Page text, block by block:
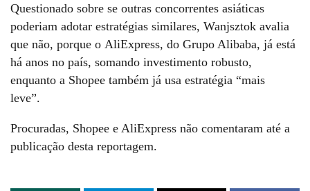
Questionado sobre se outras concorrentes asiáticas
poderiam adotar estratégias similares, Wanjsztok avalia
que não, porque o AliExpress, do Grupo Alibaba, já está
há anos no país, somando investimento robusto,
enquanto a Shopee também já usa estratégia “mais
leve”.
Procuradas, Shopee e AliExpress não comentaram até a
publicação desta reportagem.